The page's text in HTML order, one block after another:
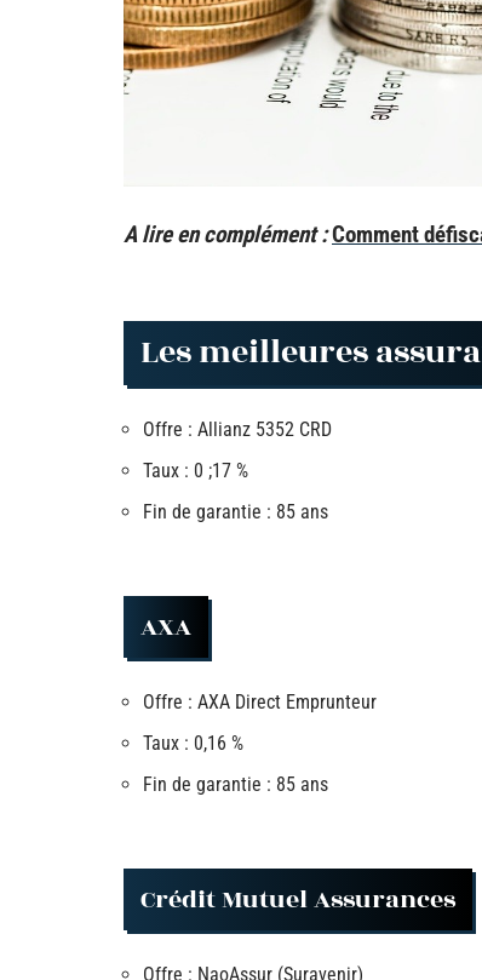
A lire en complément :Comment
Les meilleures
Offre : Allianz 5352 CRD
Taux : 0 ;17 %
Fin de garantie : 85 ans
AXA
Offre : AXA Direct Emprunteur
Taux : 0,16 %
Fin de garantie : 85 ans
Crédit Mutuel Assurances
Offre : NaoAssur (Suravenir)